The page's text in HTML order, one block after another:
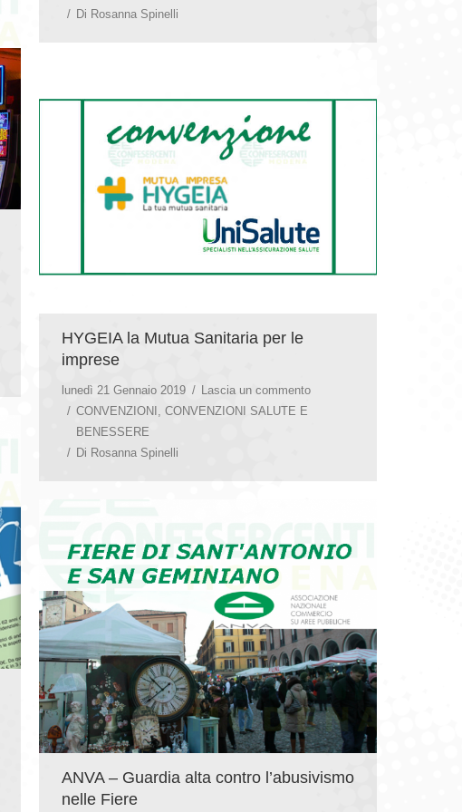
Di Rosanna Spinelli
HYGEIA la Mutua Sanitaria per le
imprese
lunedì 21 Gennaio 2019
Lascia un commento
CONVENZIONI
CONVENZIONI SALUTE E
BENESSERE
Di Rosanna Spinelli
ANVA – Guardia alta contro l’abusivismo
nelle Fiere